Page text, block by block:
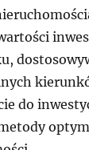
do